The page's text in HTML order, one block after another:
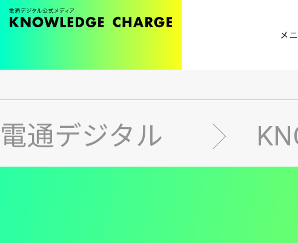
メ
イ
ン
コ
メ
電通デジタル